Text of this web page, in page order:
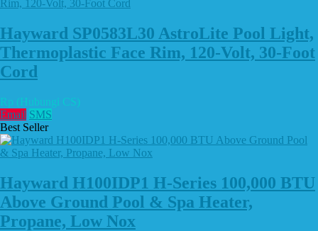
Hayward SP0583L30 AstroLite Pool Light,
Thermoplastic Face Rim, 120-Volt, 30-Foot
Cord
Rp (Hubungi CS)
Email SMS
Best Seller
Hayward H100IDP1 H-Series 100,000 BTU
Above Ground Pool & Spa Heater,
Propane, Low Nox